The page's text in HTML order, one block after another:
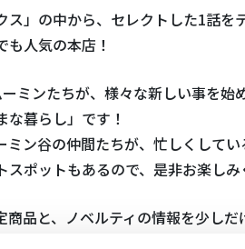
ス」の中から、セレクトした1話
人気の本店！
ミンたちが、様々な新しい事を始
な暮らし」です！
ミン谷の仲間たちが、忙しくして
スポットもあるので、是非お楽し
品と、ノベルティの情報を少しだ